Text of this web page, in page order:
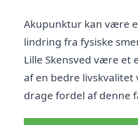
Akupunktur kan være
lindring fra fysiske
Lille Skensved være
af en bedre
drage fordel af denne